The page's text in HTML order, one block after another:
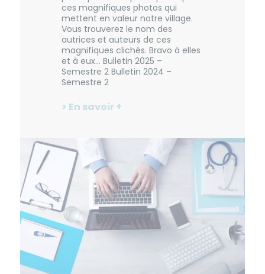
ces magnifiques photos qui
mettent en valeur notre village.
Vous trouverez le nom des
autrices et auteurs de ces
magnifiques clichés. Bravo à elles
et à eux… Bulletin 2025 –
Semestre 2 Bulletin 2024 –
Semestre 2
> En savoir +